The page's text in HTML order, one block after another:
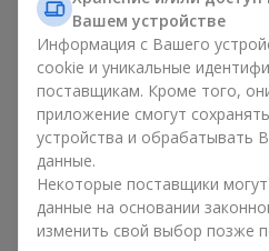
Длякорпоративного
премиальный подарок:
сладостями дополняется
герберамиилиорхидеями
Нежные букеты изэустомы
альстромериихорошо
Merci, поддерживая
настроение — как
ребёнкаили ко Дню всех
Мы поможем вам подобрать
Вашем устройстве
Информация с Вашего
cookie и уникальные
поставщикам. Кроме того,
приложение смогут
устройства и обрабатывать
данные.
Некоторые поставщики
данные на основании
изменить свой выбор позже